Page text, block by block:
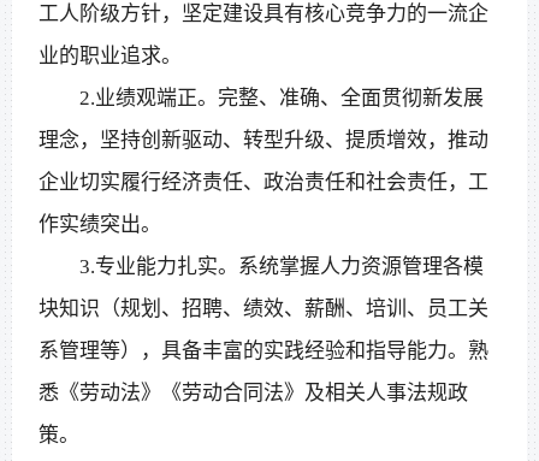
工人阶级方针，坚定建设具有核心竞争力的一流企
业的职业追求。
2.业绩观端正。完整、准确、全面贯彻新发展
理念，坚持创新驱动、转型升级、提质增效，推动
企业切实履行经济责任、政治责任和社会责任，工
作实绩突出。
3.专业能力扎实。系统掌握人力资源管理各模
块知识（规划、招聘、绩效、薪酬、培训、员工关
系管理等），具备丰富的实践经验和指导能力。熟
悉《劳动法》《劳动合同法》及相关人事法规政
策。